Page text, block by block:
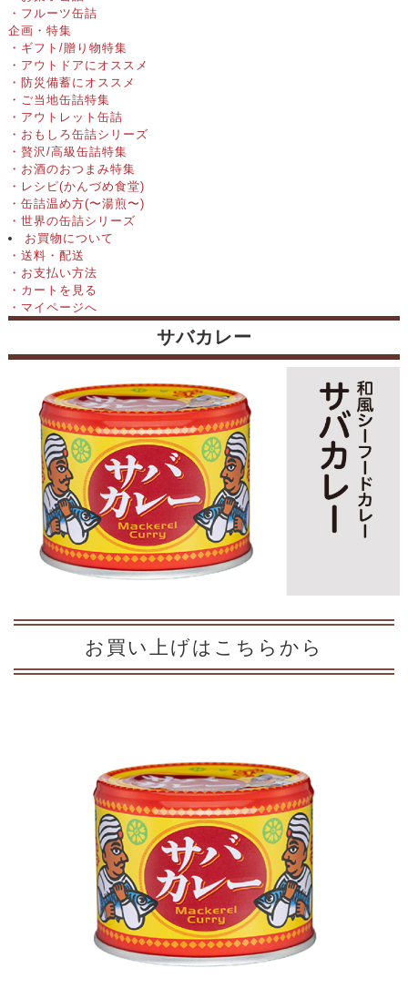
・フルーツ缶詰
企画・特集
・ギフト/贈り物特集
・アウトドアにオススメ
・防災備蓄にオススメ
・ご当地缶詰特集
・アウトレット缶詰
・おもしろ缶詰シリーズ
・贅沢/高級缶詰特集
・お酒のおつまみ特集
・レシピ(かんづめ食堂)
・缶詰温め方(〜湯煎〜)
・世界の缶詰シリーズ
お買物について
・送料・配送
・お支払い方法
・カートを見る
・マイページへ
サバカレー
お買い上げはこちらから